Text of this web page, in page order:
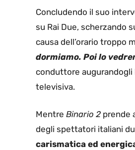
Concludendo il suo
su Rai Due, scherzando
causa dell’orario troppo
dormiamo. Poi lo
conduttore augurandogli
televisiva.
Mentre Binario 2 prende
degli spettatori italiani
carismatica ed